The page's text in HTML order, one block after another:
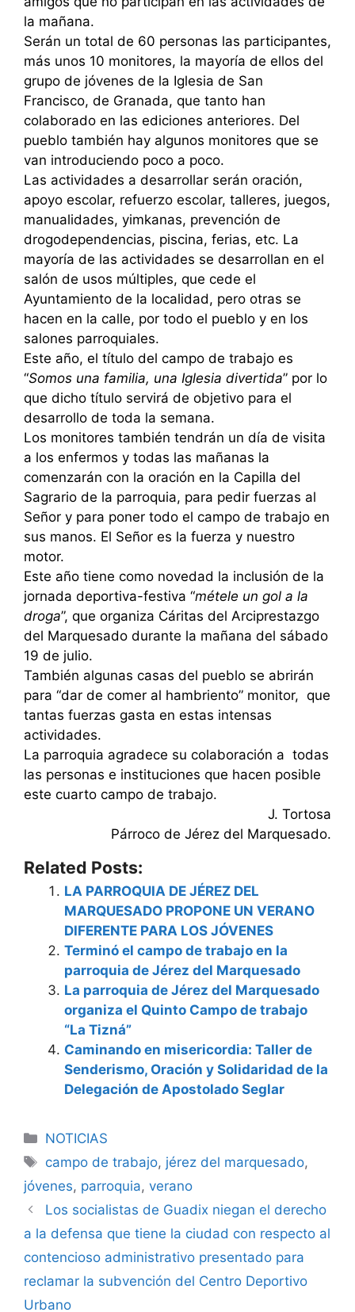
la mañana.
Serán un total de 60 personas las participantes,
más unos 10 monitores, la mayoría de ellos del
grupo de jóvenes de la Iglesia de San
Francisco, de Granada, que tanto han
colaborado en las ediciones anteriores. Del
pueblo también hay algunos monitores que se
van introduciendo poco a poco.
Las actividades a desarrollar serán oración,
apoyo escolar, refuerzo escolar, talleres, juegos,
manualidades, yimkanas, prevención de
drogodependencias, piscina, ferias, etc. La
mayoría de las actividades se desarrollan en el
salón de usos múltiples, que cede el
Ayuntamiento de la localidad, pero otras se
hacen en la calle, por todo el pueblo y en los
salones parroquiales.
Este año, el título del campo de trabajo es
“Somos una familia, una Iglesia divertida” por lo
que dicho título servirá de objetivo para el
desarrollo de toda la semana.
Los monitores también tendrán un día de visita
a los enfermos y todas las mañanas la
comenzarán con la oración en la Capilla del
Sagrario de la parroquia, para pedir fuerzas al
Señor y para poner todo el campo de trabajo en
sus manos. El Señor es la fuerza y nuestro
motor.
Este año tiene como novedad la inclusión de la
jornada deportiva-festiva “métele un gol a la
droga”, que organiza Cáritas del Arciprestazgo
del Marquesado durante la mañana del sábado
19 de julio.
También algunas casas del pueblo se abrirán
para “dar de comer al hambriento” monitor, que
tantas fuerzas gasta en estas intensas
actividades.
La parroquia agradece su colaboración a todas
las personas e instituciones que hacen posible
este cuarto campo de trabajo.
J. Tortosa
Párroco de Jérez del Marquesado.
Related Posts:
LA PARROQUIA DE JÉREZ DEL
MARQUESADO PROPONE UN VERANO
DIFERENTE PARA LOS JÓVENES
Terminó el campo de trabajo en la
parroquia de Jérez del Marquesado
La parroquia de Jérez del Marquesado
organiza el Quinto Campo de trabajo
“La Tizná”
Caminando en misericordia: Taller de
Senderismo, Oración y Solidaridad de la
Delegación de Apostolado Seglar
Categorías
NOTICIAS
Etiquetas
campo de trabajo, jérez del marquesado,
jóvenes, parroquia, verano
Los socialistas de Guadix niegan el derecho
a la defensa que tiene la ciudad con respecto al
contencioso administrativo presentado para
reclamar la subvención del Centro Deportivo
Urbano